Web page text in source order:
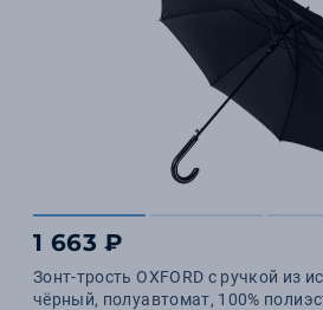
1 663 ₽
Зонт-трость OXFORD с ручкой из
чёрный, полуавтомат, 100%